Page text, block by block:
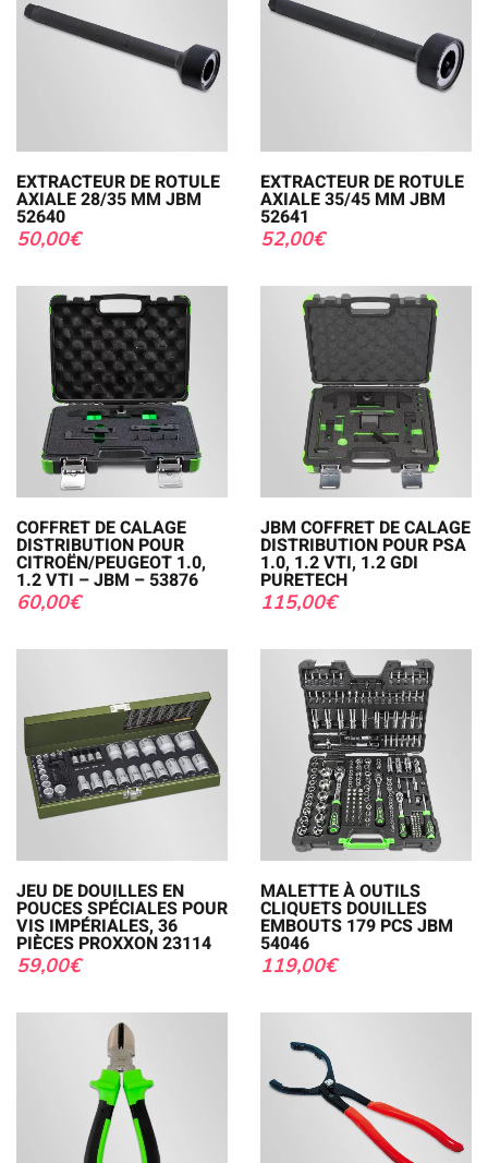
EXTRACTEUR DE ROTULE
AXIALE 28/35 MM JBM
52640
50,00€
EXTRACTEUR DE ROTULE
AXIALE 35/45 MM JBM
52641
52,00€
COFFRET DE CALAGE
DISTRIBUTION POUR
CITROËN/PEUGEOT 1.0,
1.2 VTI – JBM – 53876
60,00€
JBM COFFRET DE CALAGE
DISTRIBUTION POUR PSA
1.0, 1.2 VTI, 1.2 GDI
PURETECH
115,00€
JEU DE DOUILLES EN
POUCES SPÉCIALES POUR
VIS IMPÉRIALES, 36
PIÈCES PROXXON 23114
59,00€
MALETTE À OUTILS
CLIQUETS DOUILLES
EMBOUTS 179 PCS JBM
54046
119,00€